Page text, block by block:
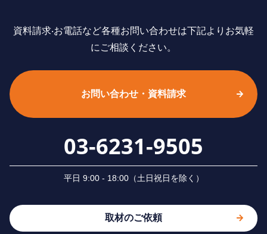
資料請求‧お電話など各種お問い合わせは下記よりお気軽
にご相談ください。
お問い合わせ・資料請求
03-6231-9505
平⽇ 9:00 - 18:00（⼟⽇祝⽇を除く）
取材のご依頼